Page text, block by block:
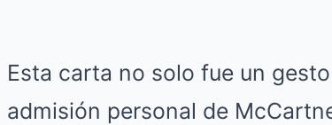
Esta carta no solo fue un
admisión personal de